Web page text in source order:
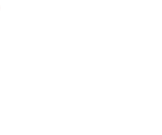
के साथ मनोज कुमार